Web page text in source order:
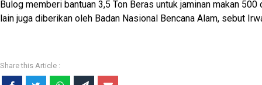
Bulog memberi bantuan 3,5 Ton Beras untuk jaminan makan 500
lain juga diberikan oleh Badan Nasional Bencana Alam, sebut